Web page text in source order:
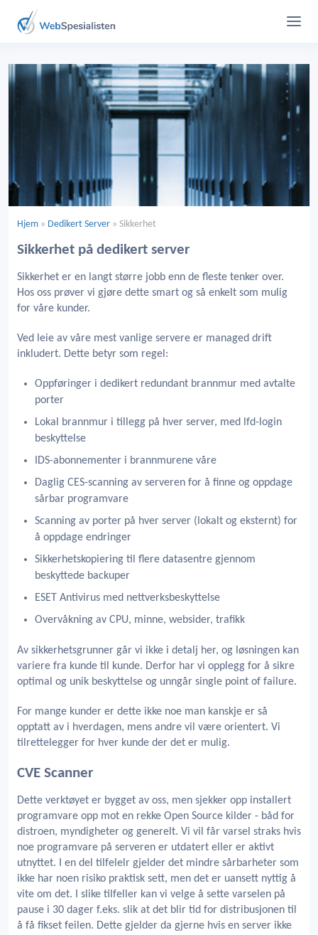
Hjem » Dedikert Server » Sikkerhet
Sikkerhet på dedikert server
Sikkerhet er en langt større jobb enn de fleste tenker over.
Hos oss prøver vi gjøre dette smart og så enkelt som mulig
for våre kunder.
Ved leie av våre mest vanlige servere er managed drift
inkludert. Dette betyr som regel:
Oppføringer i dedikert redundant brannmur med avtalte
porter
Lokal brannmur i tillegg på hver server, med lfd-login
beskyttelse
IDS-abonnementer i brannmurene våre
Daglig CES-scanning av serveren for å finne og oppdage
sårbar programvare
Scanning av porter på hver server (lokalt og eksternt) for
å oppdage endringer
Sikkerhetskopiering til flere datasentre gjennom
beskyttede backuper
ESET Antivirus med nettverksbeskyttelse
Overvåkning av CPU, minne, websider, trafikk
Av sikkerhetsgrunner går vi ikke i detalj her, og løsningen kan
variere fra kunde til kunde. Derfor har vi opplegg for å sikre
optimal og unik beskyttelse og unngår single point of failure.
For mange kunder er dette ikke noe man kanskje er så
opptatt av i hverdagen, mens andre vil være orientert. Vi
tilrettelegger for hver kunde der det er mulig.
CVE Scanner
Dette verktøyet er bygget av oss, men sjekker opp installert
programvare opp mot en rekke Open Source kilder - båd for
distroen, myndigheter og generelt. Vi vil får varsel straks hvis
noe programvare på serveren er utdatert eller er aktivt
utnyttet. I en del tilfelelr gjelder det mindre sårbarheter som
ikke har noen risiko praktisk sett, men det er uansett nyttig å
vite om det. I slike tilfeller kan vi velge å sette varselen på
pause i 30 dager f.eks. slik at det blir tid for distribusjonen til
å få fikset feilen. Dette gjelder da gjerne hvis en server ikke